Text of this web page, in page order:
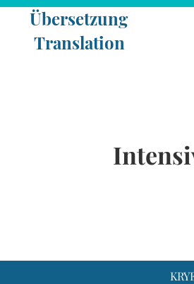
Translation